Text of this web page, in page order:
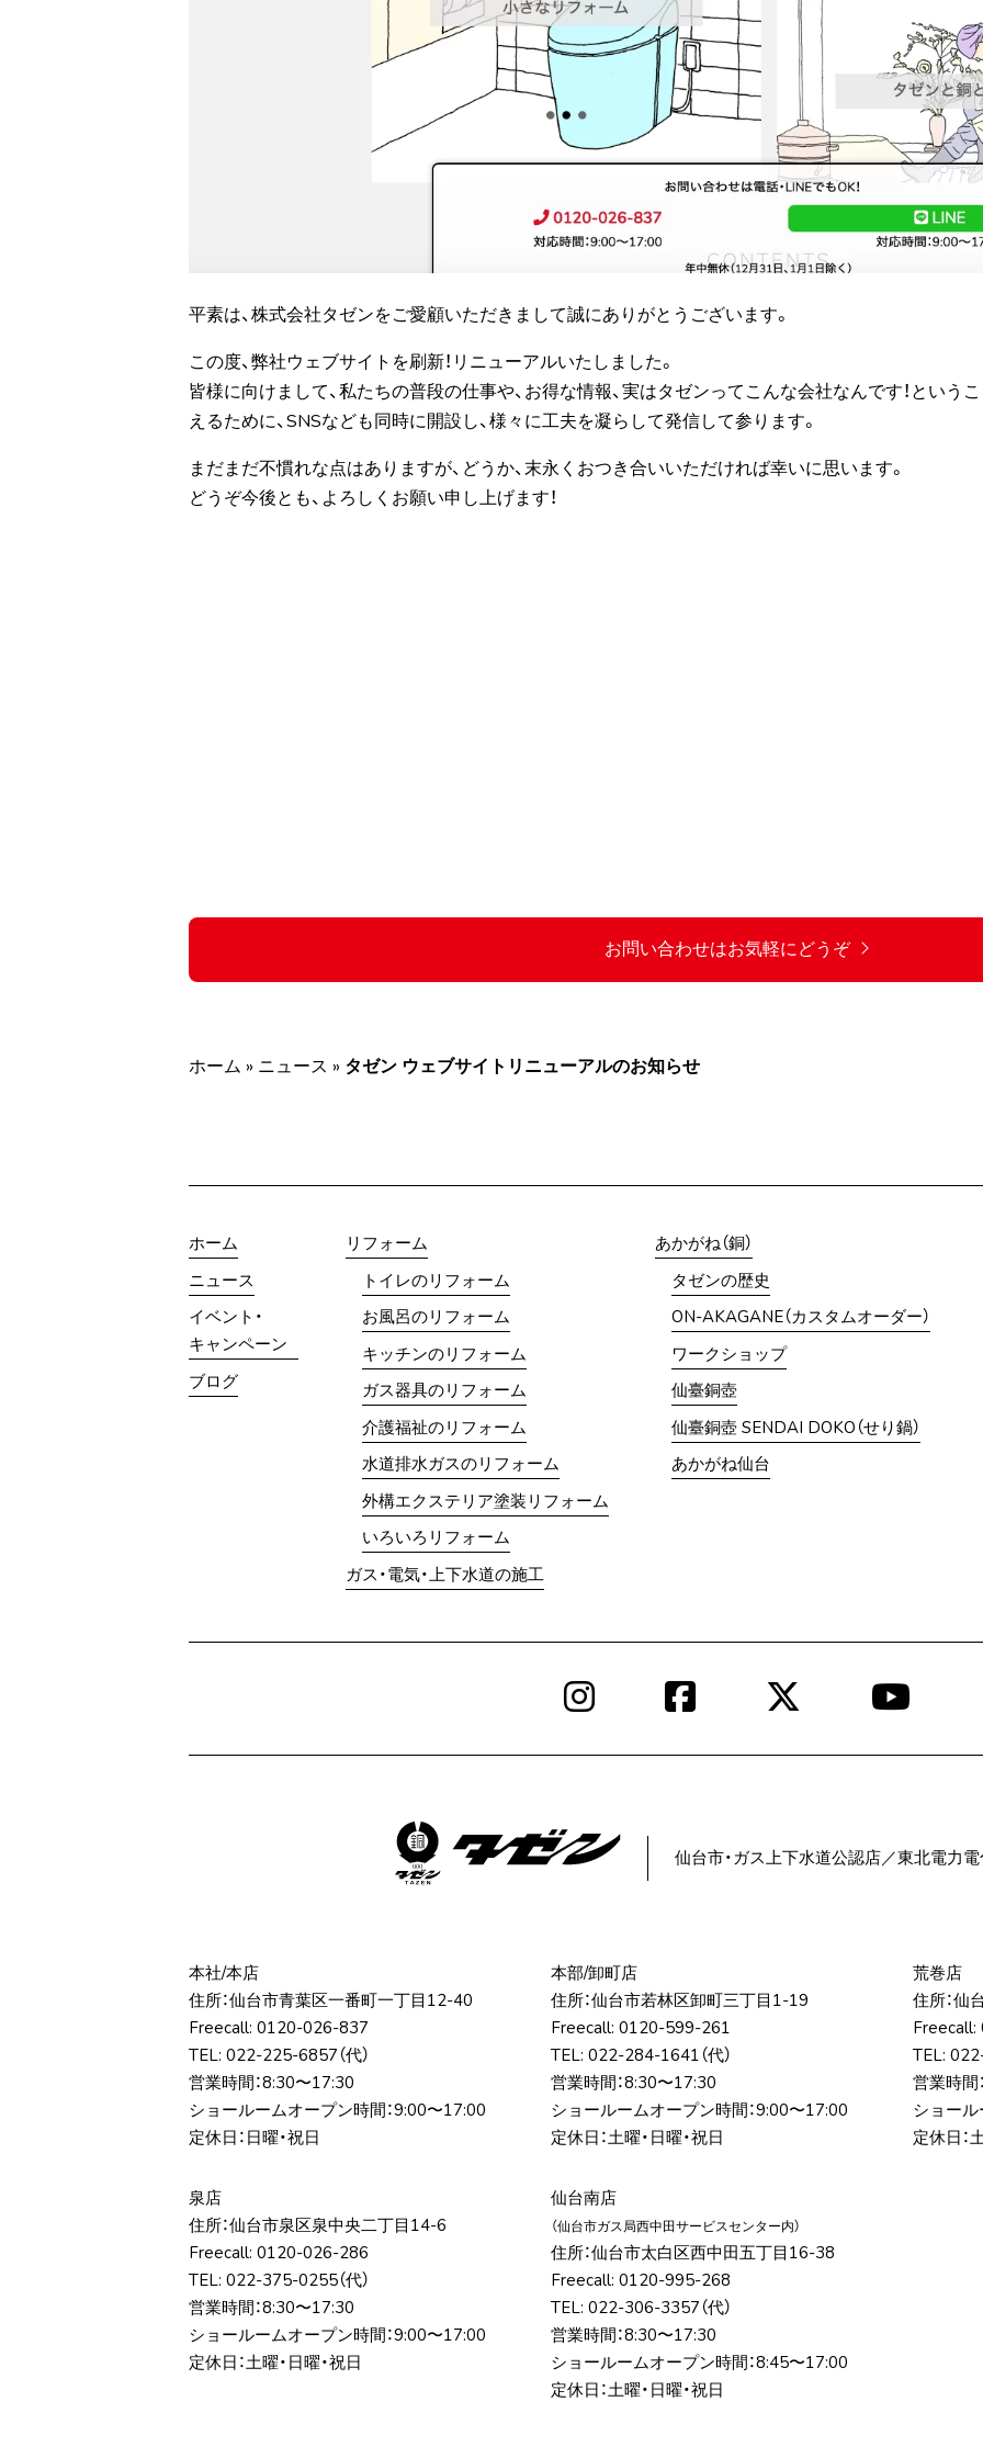
平素は、株式会社タゼンをご愛顧いただきまして誠にありがとうございます。
この度、弊社ウェブサイトを刷新！リニューアルいたしました。
皆様に向けまして、私たちの普段の仕事や、お得な情報、実はタゼンってこんな会社なんです！という
えるために、SNSなども同時に開設し、様々に工夫を凝らして発信して参ります。
まだまだ不慣れな点はありますが、どうか、末永くおつき合いいただければ幸いに思います。
どうぞ今後とも、よろしくお願い申し上げます！
お問い合わせはお気軽にどうぞ
ホーム » ニュース » タゼン ウェブサイトリニューアルのお知らせ
ホーム
ニュース
イベント・
キャンペーン
ブログ
リフォーム
トイレのリフォーム
お風呂のリフォーム
キッチンのリフォーム
ガス器具のリフォーム
介護福祉のリフォーム
水道排水ガスのリフォーム
外構エクステリア塗装リフォーム
いろいろリフォーム
ガス・電気・上下水道の施工
あかがね（銅）
タゼンの歴史
ON-AKAGANE（カスタムオーダー）
ワークショップ
仙臺銅壺
仙臺銅壺 SENDAI DOKO（せり鍋）
あかがね仙台
InstagramFacebook
仙台市・ガス上下水道公認店／東北電力
本社/本店
住所：仙台市⻘葉区⼀番町⼀丁⽬12-40
Freecall: 0120-026-837
TEL: 022-225-6857 （代）
営業時間：8:30〜17:30
ショールームオープン時間：9:00〜17:00
定休日：日曜・祝日
本部/卸町店
住所：仙台市若林区卸町三丁⽬1-19
Freecall: 0120-599-261
TEL: 022-284-1641 （代）
営業時間：8:30〜17:30
ショールームオープン時間：9:00〜17:00
定休日：土曜・日曜・祝日
荒巻店
住所：仙
Freecall:
TEL:
営業時間
ショール
定休日：
泉店
住所：仙台市泉区泉中央⼆丁⽬14-6
Freecall: 0120-026-286
TEL: 022-375-0255（代）
営業時間：8:30〜17:30
ショールームオープン時間：9:00〜17:00
定休日：土曜・日曜・祝日
仙台南店
（仙台市ガス局⻄中⽥サービスセンター内）
住所：仙台市太⽩区⻄中⽥五丁⽬16-38
Freecall: 0120-995-268
TEL: 022-306-3357 （代）
営業時間：8:30〜17:30
ショールームオープン時間：8:45〜17:00
定休日：土曜・日曜・祝日